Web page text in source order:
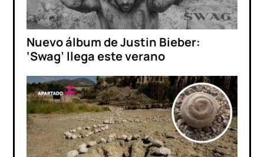
Nuevo álbum de Justin Bieber:
‘Swag’ llega este verano